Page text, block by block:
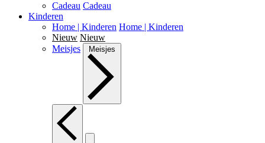
Cadeau Cadeau
Kinderen
Home | Kinderen Home | Kinderen
Nieuw Nieuw
Meisjes
Meisjes